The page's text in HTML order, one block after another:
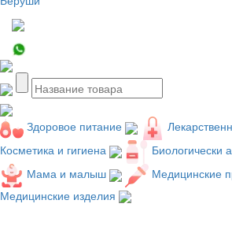
Здоровое питание
Косметика и гигиена
Биологически
Мама и малыш
Медицинские
Медицинские изделия